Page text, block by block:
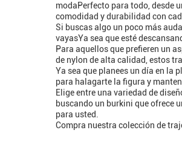
modaPerfecto para todo, desde
comodidad y durabilidad con
Si buscas algo un poco más
vayasYa sea que esté
Para aquellos que prefieren un
de nylon de alta calidad, estos
Ya sea que planees un día en la
para halagarte la figura y
Elige entre una variedad de
buscando un burkini que ofrece
para usted.
Compra nuestra colección de